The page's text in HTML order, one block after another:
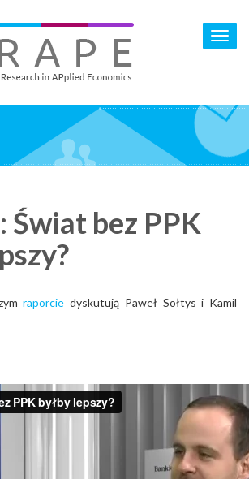
Świat bez PPK
raporcie dyskutują Paweł Sołtys i Kamil